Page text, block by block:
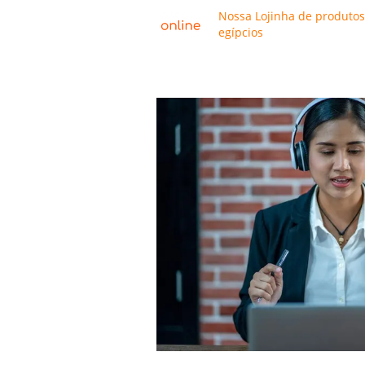
Nossa Lojinha de produtos
egípcios